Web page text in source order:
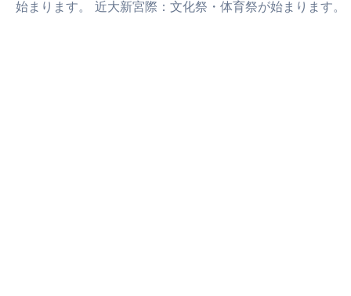
始まります。 近大新宮際：文化祭・体育祭が始まります。